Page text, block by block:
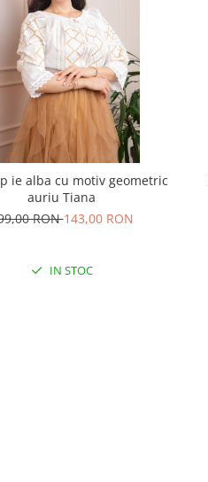
ie alba cu motiv geometric
auriu Tiana
RON143,00 RON
IN STOC